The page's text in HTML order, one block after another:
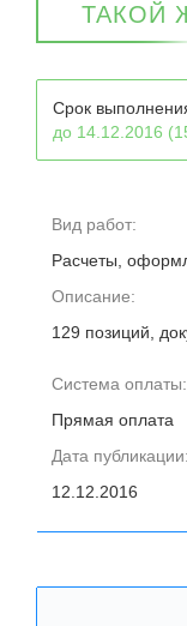
ТАКОЙ
Срок
до 14.12.2016
Вид работ:
Расчеты,
Описание:
129 позиций,
Система оплаты:
Прямая оплата
Дата публикации:
12.12.2016